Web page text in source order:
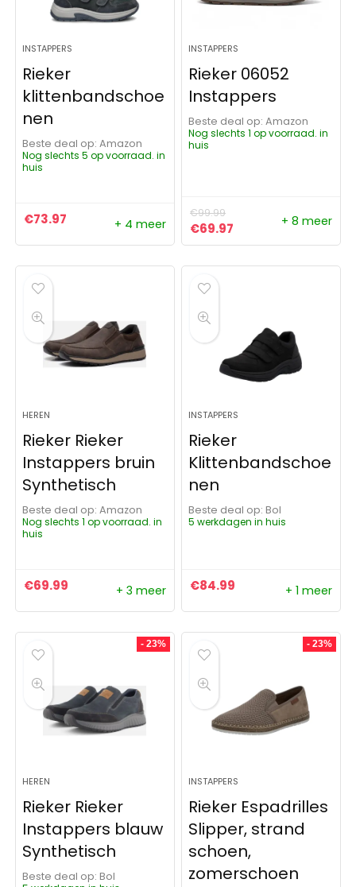
INSTAPPERS
Rieker
klittenbandschoe
nen
Beste deal op:
Amazon
Nog slechts 5 op voorraad. in
huis
€73.97 + 4 meer
INSTAPPERS
Rieker 06052
Instappers
Beste deal op:
Amazon
Nog slechts 1 op voorraad. in
huis
€99.99
Oorspronkelijke prijs
€69.97 Huidige prijs is:
+ 8 meer
HEREN
Rieker Rieker
Instappers bruin
Synthetisch
Beste deal op:
Amazon
Nog slechts 1 op voorraad. in
huis
€69.99 + 3 meer
INSTAPPERS
Rieker
Klittenbandschoe
nen
Beste deal op:
Bol
5 werkdagen in huis
€84.99 + 1 meer
- 23%
HEREN
Rieker Rieker
Instappers blauw
Synthetisch
Beste deal op:
Bol
- 23%
INSTAPPERS
Rieker Espadrilles
Slipper, strand
schoen,
zomerschoen